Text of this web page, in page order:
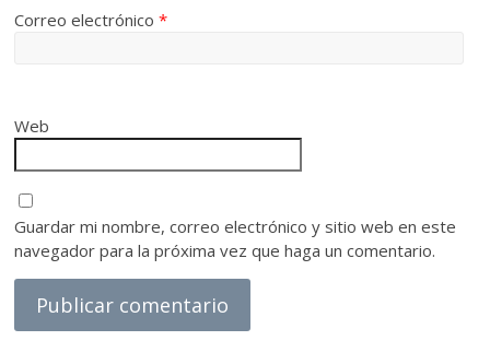
Correo electrónico*
Web
Guardar mi nombre, correo electrónico y sitio web en este
navegador para la próxima vez que haga un comentario.